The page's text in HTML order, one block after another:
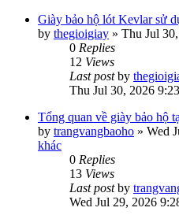
Giày bảo hộ lót Kevlar sử
by thegioigiay » Thu Jul
0 Replies
12 Views
Last postby
Thu Jul 30, 2026
Tổng quan về giày bảo hộ
by trangvangbaoho » Wed
khác
0 Replies
13 Views
Last postby
Wed Jul 29, 2026